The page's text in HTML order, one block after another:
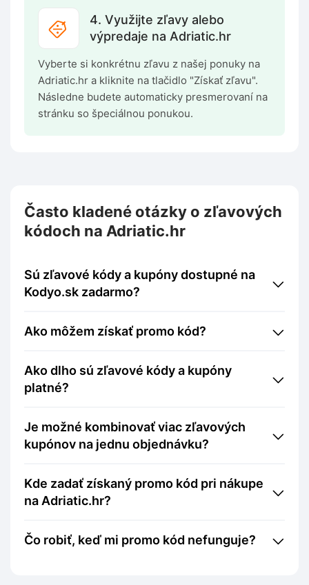
4. Využijte zľavy alebo
výpredaje na Adriatic.hr
Vyberte si konkrétnu zľavu z našej ponuky na
Adriatic.hr a kliknite na tlačidlo "Získať zľavu".
Následne budete automaticky presmerovaní na
stránku so špeciálnou ponukou.
Často kladené otázky o zľavových
kódoch na Adriatic.hr
Sú zľavové kódy a kupóny dostupné na
Kodyo.sk zadarmo?
Ako môžem získať promo kód?
Ako dlho sú zľavové kódy a kupóny
platné?
Je možné kombinovať viac zľavových
kupónov na jednu objednávku?
Kde zadať získaný promo kód pri nákupe
na Adriatic.hr?
Čo robiť, keď mi promo kód nefunguje?